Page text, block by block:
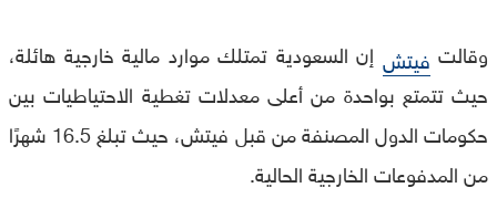
وقالت فيتش إن السعودية تمتلك موارد مالية خارجية هائلة،
حيث تتمتع بواحدة من أعلى معدلات تغطية الاحتياطيات بين
حكومات الدول المصنفة من قبل فيتش، حيث تبلغ 16.5 شهرًا
من المدفوعات الخارجية الحالية.